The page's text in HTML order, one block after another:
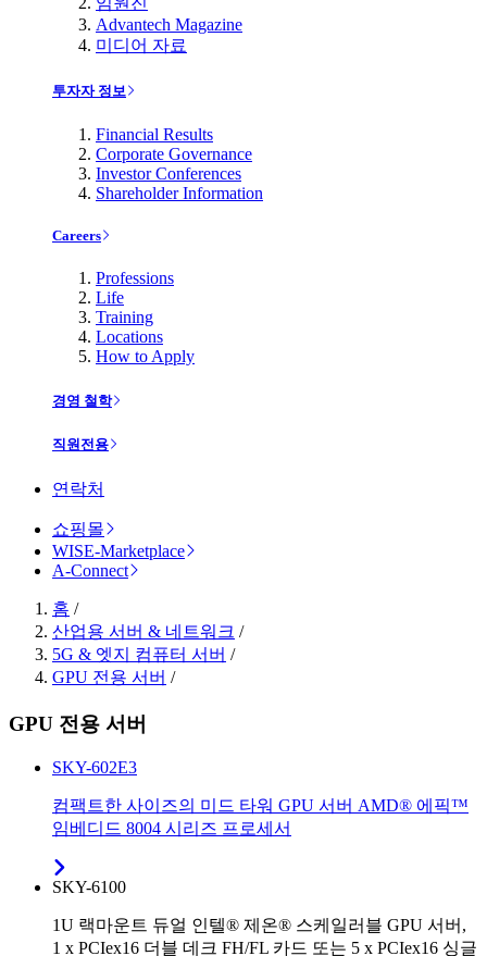
Advantech Magazine
미디어 자료
투자자 정보
Financial Results
Corporate Governance
Investor Conferences
Shareholder Information
Careers
Professions
Life
Training
Locations
How to Apply
경영 철학
직원전용
연락처
쇼핑몰
WISE-Marketplace
A-Connect
홈 /
산업용 서버 & 네트워크 /
5G & 엣지 컴퓨터 서버 /
GPU 전용 서버 /
GPU 전용 서버
SKY-602E3
컴팩트한 사이즈의 미드 타워 GPU 서버 AMD® 에픽™
임베디드 8004 시리즈 프로세서
SKY-6100
1U 랙마운트 듀얼 인텔® 제온® 스케일러블 GPU 서버,
1 x PCIex16 더블 데크 FH/FL 카드 또는 5 x PCIex16 싱글